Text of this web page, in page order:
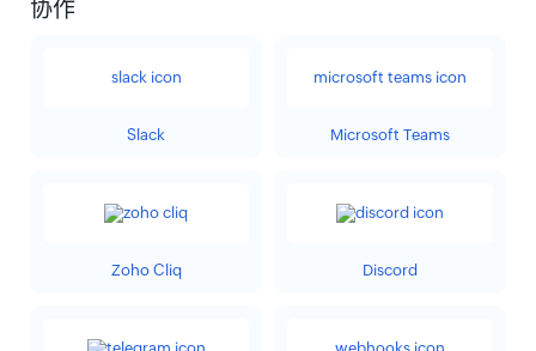
协作
Slack Microsoft Teams
Zoho Cliq Discord